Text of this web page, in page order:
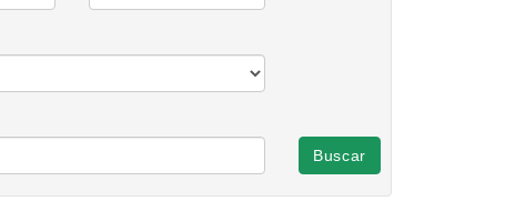
Buscar